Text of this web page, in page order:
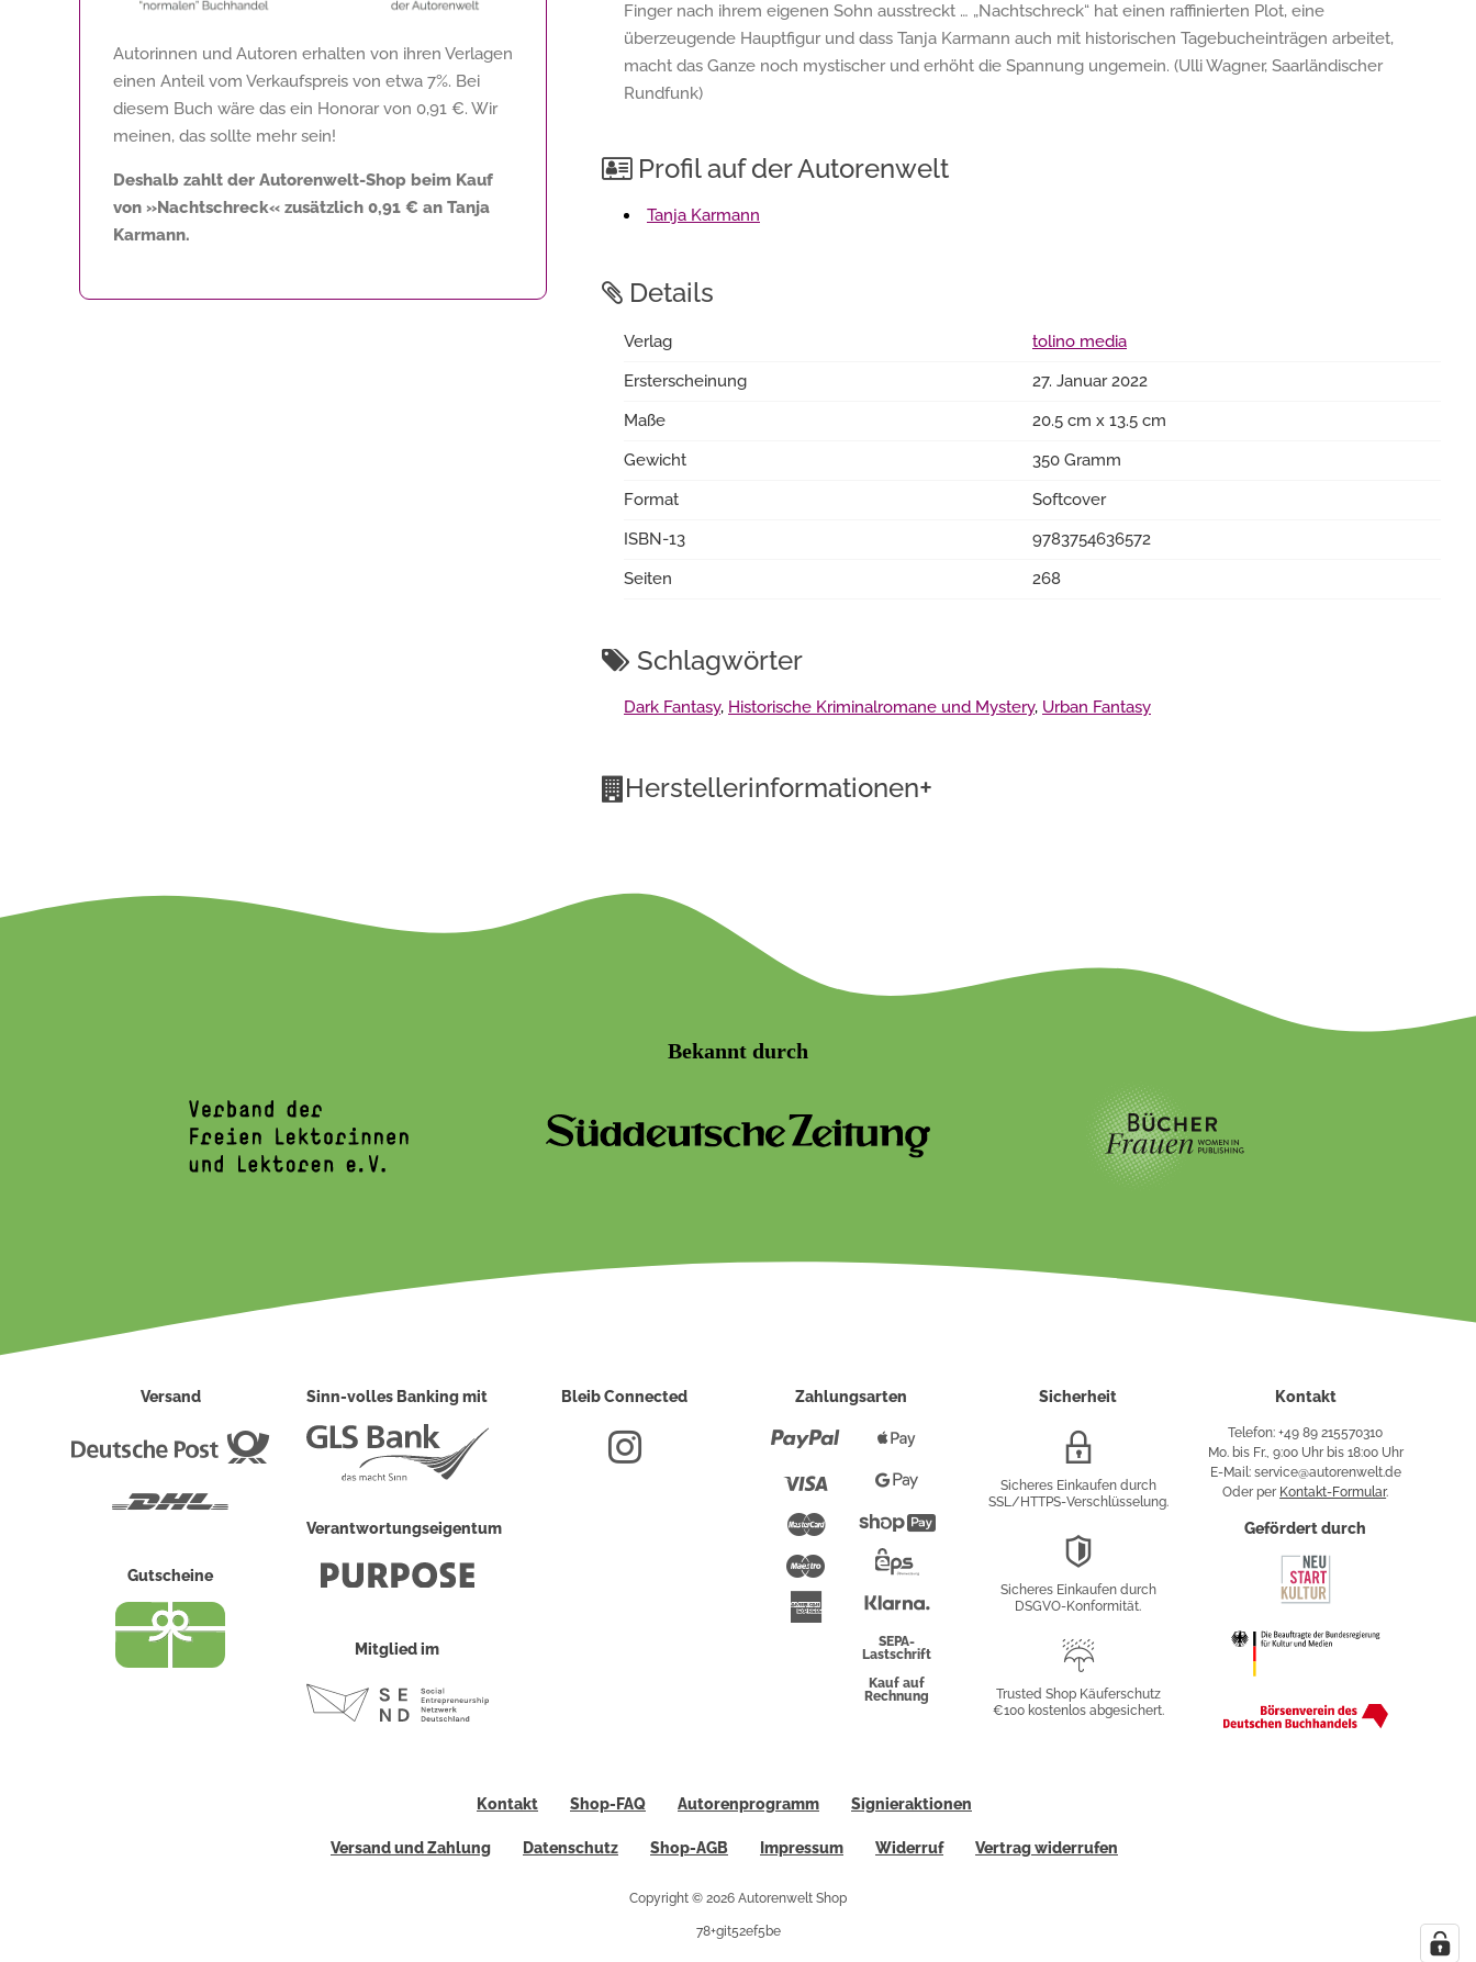
Autorinnen und Autoren erhalten von ihren Verlagen
einen Anteil vom Verkaufspreis von etwa 7%. Bei
diesem Buch wäre das ein Honorar von 0,91 €. Wir
meinen, das sollte mehr sein!
Deshalb zahlt der Autorenwelt-Shop beim Kauf
von »Nachtschreck« zusätzlich 0,91 € an Tanja
Karmann.
Finger nach ihrem eigenen Sohn ausstreckt … „Nachtschreck“ hat einen raffinierten Plot, eine
überzeugende Hauptfigur und dass Tanja Karmann auch mit historischen Tagebucheinträgen arbeitet,
macht das Ganze noch mystischer und erhöht die Spannung ungemein. (Ulli Wagner, Saarländischer
Rundfunk)
Profil auf der Autorenwelt
Tanja Karmann
Details
Verlag
tolino media
Ersterscheinung
27. Januar 2022
Maße
20.5 cm x 13.5 cm
Gewicht
350 Gramm
Format
Softcover
ISBN-13
9783754636572
Seiten
268
Schlagwörter
Dark Fantasy, Historische Kriminalromane und Mystery, Urban Fantasy
Herstellerinformationen+
Bekannt durch
Versand
Deutsche
Gutscheine
Sinn-volles Banking mit
Verantwortungseigentum
Mitglied im
Bleib Connected Zahlungsarten
Paypal
Mastercard
Maestro
American
Express
Pay
PayShopify
Überweisung
SEPA-
Lastschrift
Kauf auf
Rechnung
Sicherheit
Verschlüsselung
Sicheres Einkaufen durch
SSL/HTTPS-Verschlüsselung.
Sicheres Einkaufen durch
DSGVO-Konformität.
Käuferschutz
Trusted Shop Käuferschutz
€100 kostenlos abgesichert.
Kontakt
Telefon: +49 89 215570310
Mo. bis Fr., 9:00 Uhr bis 18:00 Uhr
E-Mail: service@autorenwelt.de
Oder per Kontakt-Formular.
Gefördert durch
Kontakt Shop-FAQ Autorenprogramm Signieraktionen
Versand und Zahlung Datenschutz Shop-AGB Impressum Widerruf Vertrag widerrufen
Copyright © 2026 Autorenwelt Shop
78+git52ef5be